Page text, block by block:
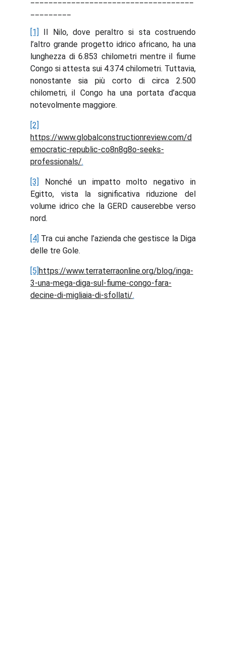
[1]
Il Nilo, dove peraltro si sta costruendo
l’altro grande progetto idrico africano, ha una
lunghezza di 6.853 chilometri mentre il fiume
Congo si attesta sui 4.374 chilometri. Tuttavia,
nonostante sia più corto di circa 2.500
chilometri, il Congo ha una portata d’acqua
notevolmente maggiore.
[2]
https://www.globalconstructionreview.com/d
emocratic-republic-co8n8g8o-seeks-
professionals/.
[3]
Nonché un impatto molto negativo in
Egitto, vista la significativa riduzione del
volume idrico che la GERD causerebbe verso
nord.
[4] Tra cui anche l’azienda che gestisce la Diga
delle tre Gole.
[5]https://www.terraterraonline.org/blog/inga-
3-una-mega-diga-sul-fiume-congo-fara-
decine-di-migliaia-di-sfollati/.